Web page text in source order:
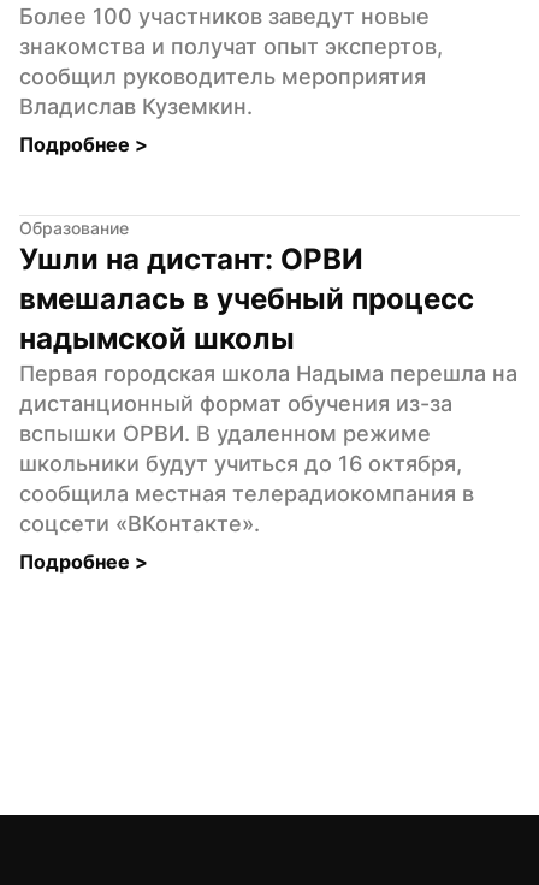
Более 100 участников заведут новые
знакомства и получат опыт экспертов,
сообщил руководитель мероприятия
Владислав Куземкин.
Подробнее >
Образование
Ушли на дистант: ОРВИ
вмешалась в учебный процесс
надымской школы
Первая городская школа Надыма перешла на
дистанционный формат обучения из-за
вспышки ОРВИ. В удаленном режиме
школьники будут учиться до 16 октября,
сообщила местная телерадиокомпания в
соцсети «ВКонтакте».
Подробнее >